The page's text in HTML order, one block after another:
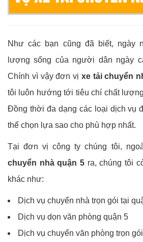
Như các bạn cũng đã biết, ngày
lượng sống của người dân ngày
Chính vì vậy đơn vị xe tải chuyển
tôi luôn hướng tới tiêu chí chất
Đồng thời đa dạng các loại dịch vụ
thể chọn lựa sao cho phù hợp nhất.
Tại đơn vị công ty chúng tôi,
chuyển nhà quận 5 ra, chúng tôi
khác như:
Dịch vụ chuyển nhà trọn gói tại
Dịch vụ dọn văn phòng quận 5
Dịch vụ chuyển văn phòng trọn